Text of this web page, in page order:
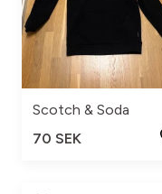
Scotch & Soda
70 SEK